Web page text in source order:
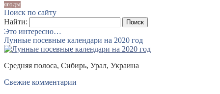
ягоды
Поиск по сайту
Найти:
Это интересно…
Лунные посевные календари на 2020 год
Средняя полоса, Сибирь, Урал, Украина
Свежие комментарии